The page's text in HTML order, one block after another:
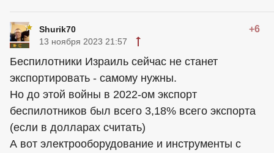
Shurik70 +6
13 ноября 2023 21:57
Беспилотники Израиль сейчас не станет
экспортировать - самому нужны.
Но до этой войны в 2022-ом экспорт
беспилотников был всего 3,18% всего экспорта
(если в долларах считать)
А вот электрооборудование и инструменты с